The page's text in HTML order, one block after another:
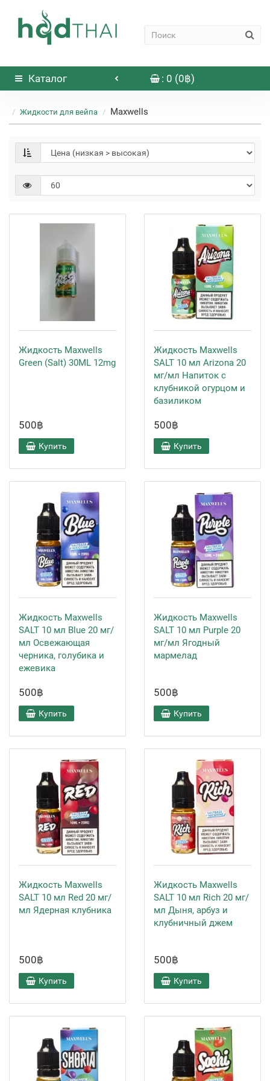
Каталог : 0 (0฿)
Жидкости для вейпа Maxwells
Жидкость Maxwells
Green (Salt) 30ML 12mg
500฿
Купить
Жидкость Maxwells
SALT 10 мл Arizona 20
мг/мл Напиток с
клубникой огурцом и
базиликом
500฿
Купить
Жидкость Maxwells
SALT 10 мл Blue 20 мг/
мл Освежающая
черника, голубика и
ежевика
500฿
Купить
Жидкость Maxwells
SALT 10 мл Purple 20
мг/мл Ягодный
мармелад
500฿
Купить
Жидкость Maxwells
SALT 10 мл Red 20 мг/
мл Ядерная клубника
500฿
Купить
Жидкость Maxwells
SALT 10 мл Rich 20 мг/
мл Дыня, арбуз и
клубничный джем
500฿
Купить